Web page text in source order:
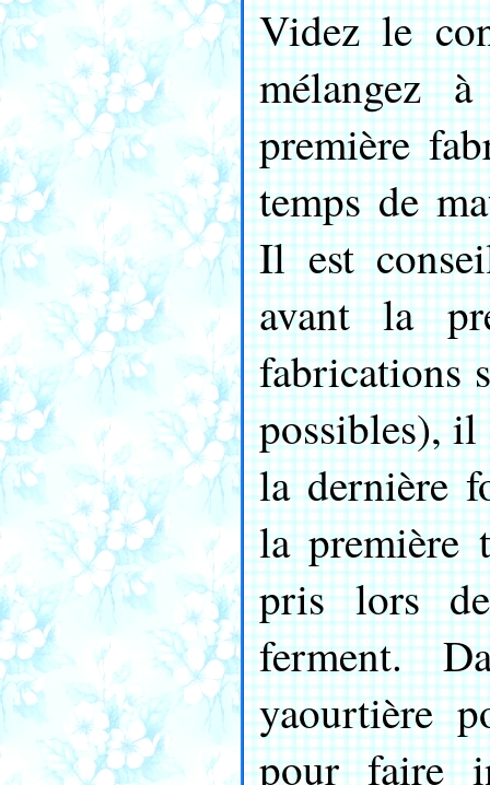
Videz le
mélangez
première
temps de
Il est
avant la
fabrications
possibles),
la dernière
la première
pris lors
ferment.
yaourtière
pour faire